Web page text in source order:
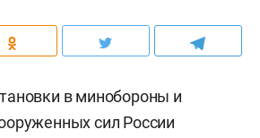
в минобороны и
сил России